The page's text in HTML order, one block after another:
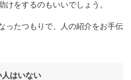
けをするのもいいでしょう。
ったつもりで、人の紹介をお手伝
はいない